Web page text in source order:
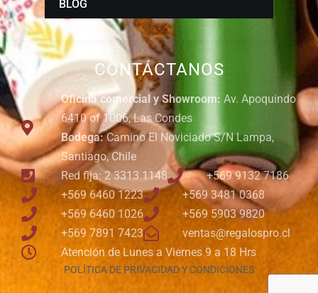
CONTÁCTANOS
Oficina comercial y Showroom: Av. Apoquindo
6410 of 1006, Las Condes
Bodega:Camino El Noviciado S/N Lampa,
Santiago, Chile
Red fija: 2 3313 1148
+569 9132 7186
+569 6460 1223
+569 3481 0368
+569 6460 1026
+569 5903 9820
+569 7891 7423
ventas@regalospro.cl
Atención de Lunes a Viernes 9 a 18 Hrs
POLÍTICA DE PRIVACIDAD Y CONDICIONES
BLOG